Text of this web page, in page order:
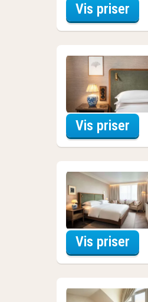
Vis priser
Vis priser
Vis priser